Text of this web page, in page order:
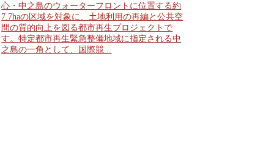
心・中之島のウォーターフロントに位置する約
7.7haの区域を対象に、土地利用の再編と公共空
間の質的向上を図る都市再生プロジェクトで
す。特定都市再生緊急整備地域に指定される中
之島の一角として、国際競...